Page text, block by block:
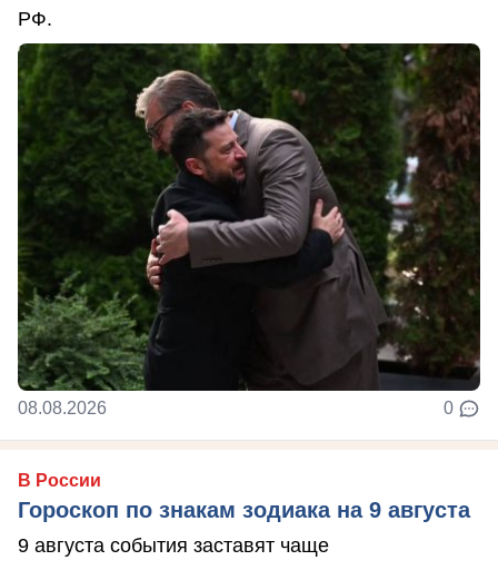
РФ.
08.08.2026 0
В России
Гороскоп по знакам зодиака на 9 августа
9 августа события заставят чаще